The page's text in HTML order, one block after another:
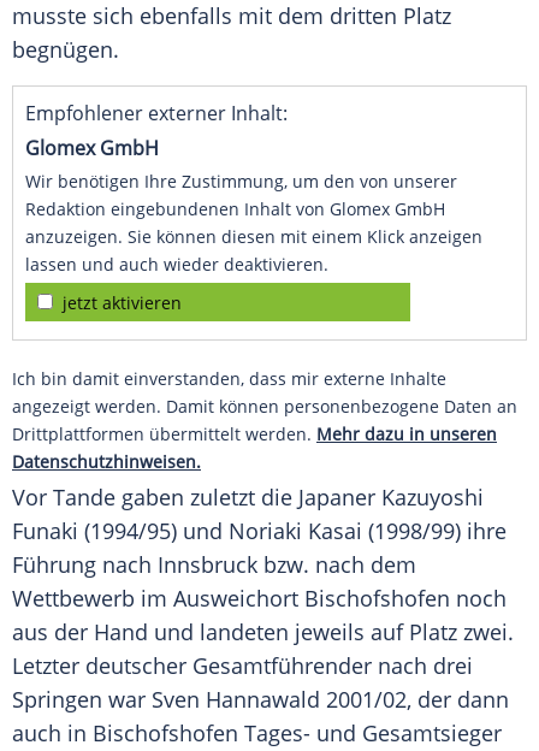
musste sich ebenfalls mit dem dritten Platz
begnügen.
Empfohlener externer Inhalt:
Glomex GmbH
Wir benötigen Ihre Zustimmung, um den von unserer
Redaktion eingebundenen Inhalt von Glomex GmbH
anzuzeigen. Sie können diesen mit einem Klick anzeigen
lassen und auch wieder deaktivieren.
jetzt aktivieren
Ich bin damit einverstanden, dass mir externe Inhalte
angezeigt werden. Damit können personenbezogene Daten an
Drittplattformen übermittelt werden. Mehr dazu in unseren
Datenschutzhinweisen.
Vor Tande gaben zuletzt die Japaner Kazuyoshi
Funaki (1994/95) und Noriaki Kasai (1998/99) ihre
Führung nach Innsbruck bzw. nach dem
Wettbewerb im Ausweichort Bischofshofen noch
aus der Hand und landeten jeweils auf Platz zwei.
Letzter deutscher Gesamtführender nach drei
Springen war Sven Hannawald 2001/02, der dann
auch in Bischofshofen Tages- und Gesamtsieger